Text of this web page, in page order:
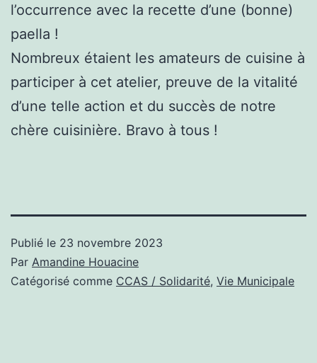
l’occurrence avec la recette d’une (bonne)
paella !
Nombreux étaient les amateurs de cuisine à
participer à cet atelier, preuve de la vitalité
d’une telle action et du succès de notre
chère cuisinière. Bravo à tous !
Publié le 23 novembre 2023
Par Amandine Houacine
Catégorisé comme CCAS / Solidarité, Vie Municipale